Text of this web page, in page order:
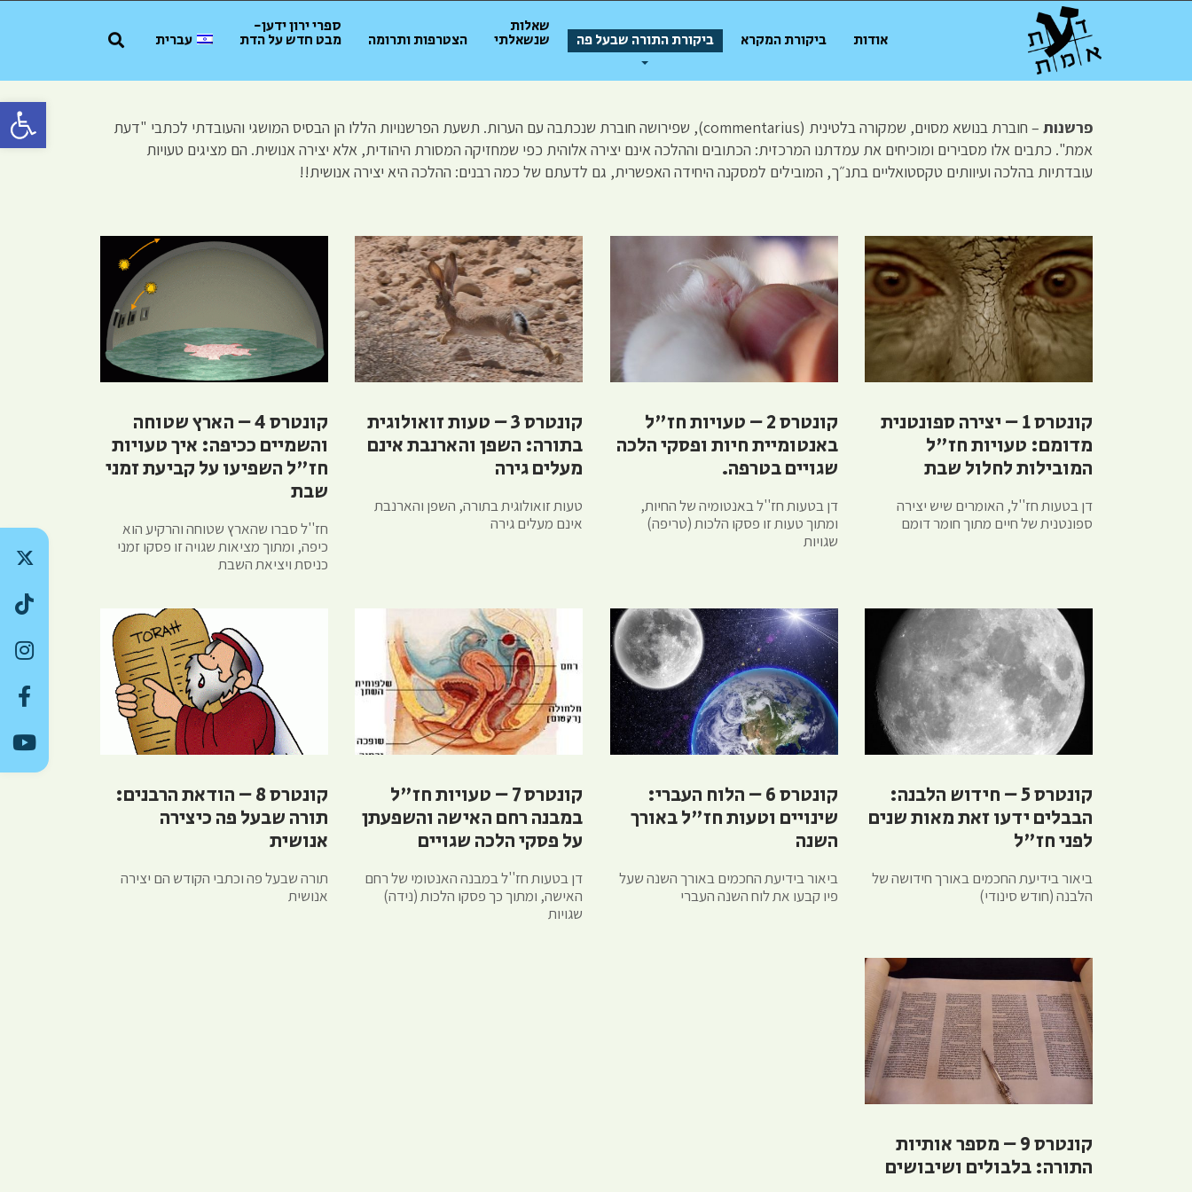
פתח
אודות ביקורת המקרא ביקורת התורה שבעל פה
שאלות
שנשאלתי הצטרפות ותרומה
ספרי ירון ידען-
מבט חדש על הדת עברית
פרשנות
– חוברת בנושא מסוים, שמקורה בלטינית (commentarius), שפירושה חוברת שנכתבה עם הערות. תשעת הפרשנויות הללו הן הבסיס המושגי והעובדתי לכתבי "דעת
אמת". כתבים אלו מסבירים ומוכיחים את עמדתנו המרכזית: הכתובים וההלכה אינם יצירה אלוהית כפי שמחזיקה המסורת היהודית, אלא יצירה אנושית. הם מציגים טעויות
עובדתיות בהלכה ועיוותים טקסטואליים בתנ״ך, המובילים למסקנה היחידה האפשרית, גם לדעתם של כמה רבנים: ההלכה היא יצירה אנושית!!
קונטרס 1 – יצירה ספונטנית
מדומם: טעויות חז"ל
המובילות לחלול שבת
דן בטעות חז''ל, האומרים שיש יצירה
ספונטנית של חיים מתוך חומר דומם
קונטרס 2 – טעויות חז"ל
באנטומיית חיות ופסקי הלכה
שגויים בטרפה.
דן בטעות חז''ל באנטומיה של החיות,
ומתוך טעות זו פסקו הלכות (טריפה)
שגויות
קונטרס 3 – טעות זואולוגית
בתורה: השפן והארנבת אינם
מעלים גירה
טעות זואולוגית בתורה, השפן והארנבת
אינם מעלים גירה
קונטרס 4 – הארץ שטוחה
והשמיים ככיפה: איך טעויות
חז"ל השפיעו על קביעת זמני
שבת
חז''ל סברו שהארץ שטוחה והרקיע הוא
כיפה, ומתוך מציאות שגויה זו פסקו זמני
כניסת ויציאת השבת
קונטרס 5 – חידוש הלבנה:
הבבלים ידעו זאת מאות שנים
לפני חז"ל
ביאור בידיעת החכמים באורך חידושה של
הלבנה (חודש סינודי)
קונטרס 6 – הלוח העברי:
שינויים וטעות חז"ל באורך
השנה
ביאור בידיעת החכמים באורך השנה שעל
פיו קבעו את לוח השנה העברי
קונטרס 7 – טעויות חז"ל
במבנה רחם האישה והשפעתן
על פסקי הלכה שגויים
דן בטעות חז''ל במבנה האנטומי של רחם
האישה, ומתוך כך פסקו הלכות (נידה)
שגויות
קונטרס 8 – הודאת הרבנים:
תורה שבעל פה כיצירה
אנושית
תורה שבעל פה וכתבי הקודש הם יצירה
אנושית
קונטרס 9 – מספר אותיות
התורה: בלבולים ושיבושים